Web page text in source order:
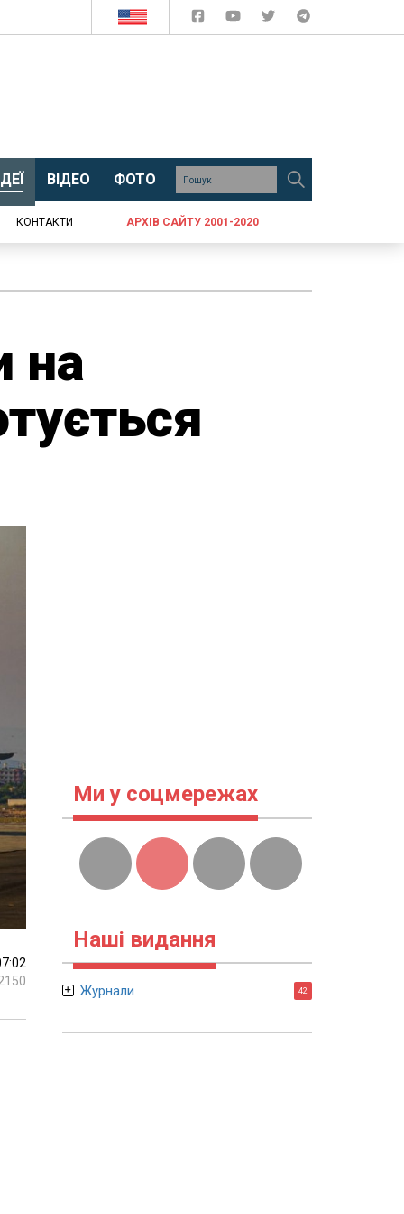
ВІДЕО ФОТО
КОНТАКТИ АРХІВ САЙТУ 2001-2020
на
Ми у соцмережах
Наші видання
Журнали 42